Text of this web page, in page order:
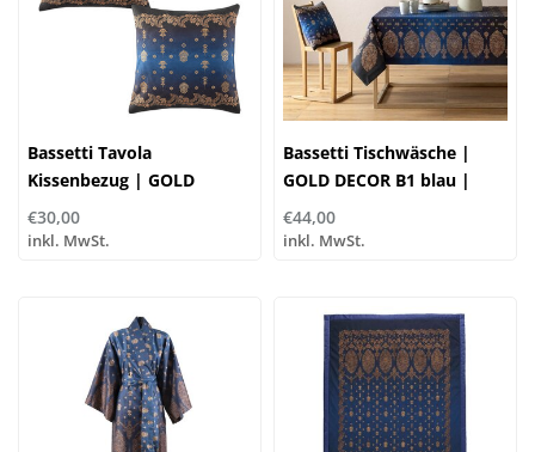
Bassetti Tavola
Kissenbezug | GOLD
DECOR B1 blau | 100%
Baumwolle
€30,00
inkl. MwSt.
Bassetti Tischwäsche |
GOLD DECOR B1 blau |
100% Baumwolle
€44,00
inkl. MwSt.